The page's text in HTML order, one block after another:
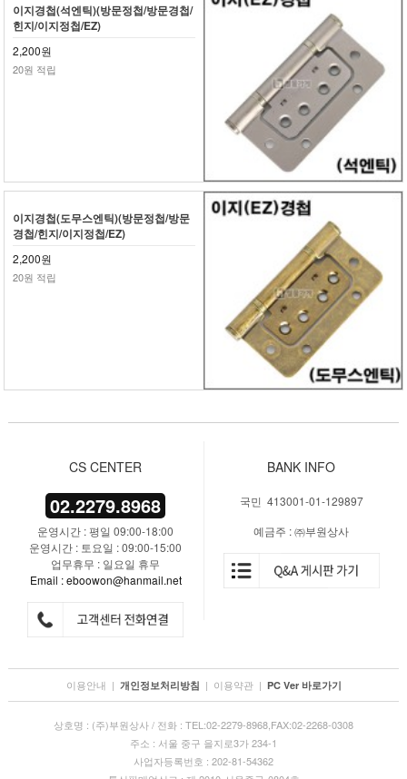
이지경첩(석엔틱)(방문정첩/방문경첩/
힌지/이지정첩/EZ)
2,200원
20원 적립
이지경첩(도무스엔틱)(방문정첩/방문
경첩/힌지/이지정첩/EZ)
2,200원
20원 적립
CS CENTER
02.2279.8968
운영시간 : 평일 09:00-18:00
운영시간 : 토요일 : 09:00-15:00
업무휴무 : 일요일 휴무
Email : eboowon@hanmail.net
BANK INFO
국민 413001-01-129897
예금주 : ㈜부원상사
이용안내 | 개인정보처리방침 | 이용약관 | PC Ver 바로가기
상호명 : (주)부원상사 / 전화 : TEL:02-2279-8968,FAX:02-2268-0308
주소 : 서울 중구 을지로3가 234-1
사업자등록번호 : 202-81-54362